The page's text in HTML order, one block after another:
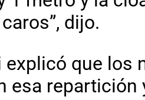
dijo.
explicó que los
esa